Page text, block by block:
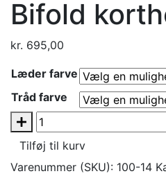
Bifold
kr. 695,00
Læder farve
Tråd farve
Bifold
kortholder
antal
Tilføj til kurv
Varenummer (SKU): 100-14